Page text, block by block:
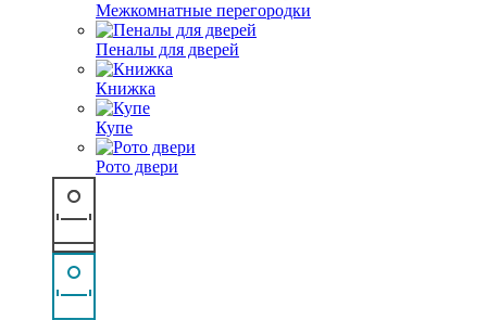
Межкомнатные перегородки
Пеналы для дверей
Книжка
Купе
Рото двери